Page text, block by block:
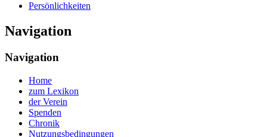
Persönlichkeiten
Navigation
Navigation
Home
zum Lexikon
der Verein
Spenden
Chronik
Nutzungsbedingungen